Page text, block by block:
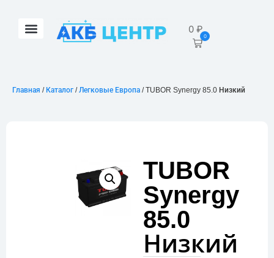
0₽
0
Главная / Каталог /Легковые Европа / TUBOR Synergy 85.0 Низкий
TUBOR
Synergy
85.0
Низкий